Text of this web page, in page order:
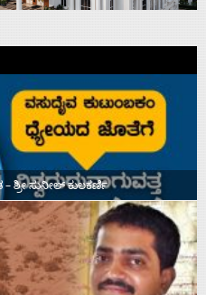
– ಶ್ರೀ ಸುನೀಲ್‌ ಕುಲಕರ್ಣಿ